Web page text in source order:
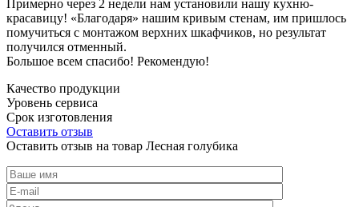
Примерно через 2 недели нам установили нашу кухню-
красавицу! «Благодаря» нашим кривым стенам, им пришлось
помучиться с монтажом верхних шкафчиков, но результат
получился отменный.
Большое всем спасибо! Рекомендую!
Качество продукции
Уровень сервиса
Срок изготовления
Оставить отзыв
Оставить отзыв на товар Лесная голубика